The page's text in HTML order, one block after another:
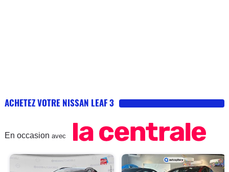
ACHETEZ VOTRE NISSAN LEAF 3
En occasion avec